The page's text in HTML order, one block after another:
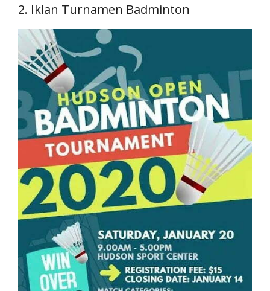
2. Iklan Turnamen Badminton